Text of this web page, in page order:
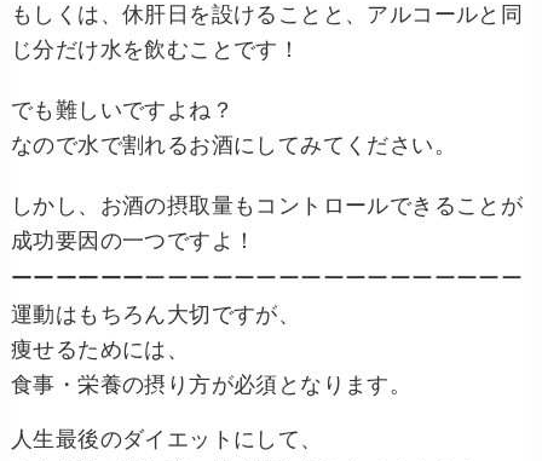
もしくは、休肝日を設けることと、アルコールと同
じ分だけ水を飲むことです！
でも難しいですよね？
なので水で割れるお酒にしてみてください。
しかし、お酒の摂取量もコントロールできることが
成功要因の一つですよ！
ーーーーーーーーーーーーーーーーーーーーーーーーーーーーー
運動はもちろん大切ですが、
痩せるためには、
食事・栄養の摂り方が必須となります。
人生最後のダイエットにして、